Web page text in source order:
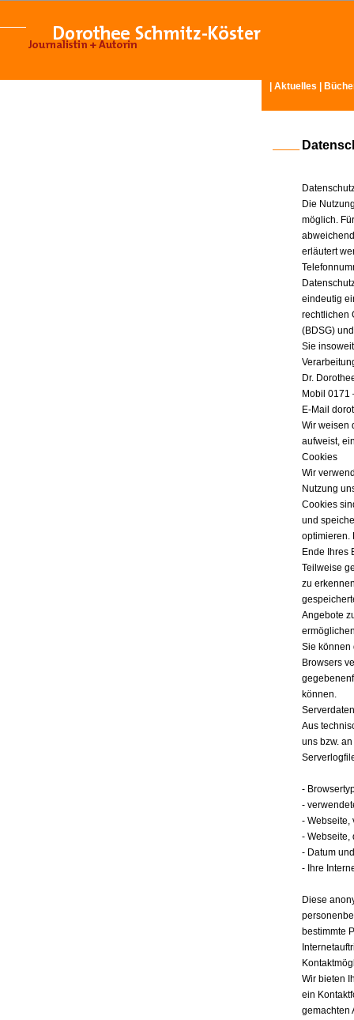
Aktuelles
Die
möglich.
erläutert
eindeutig
rechtlichen
(BDSG)
Sie
Dr.
Mobil 0171
E-Mail
Wir weisen
aufweist,
Cookies
Wir
Nutzung
Cookies
und
optimieren.
Ende Ihres
Teilweise
zu
Angebote
Sie können
Browsers
können.
Serverdaten
Aus
uns bzw.
-
-
- Webseite,
- Webseite,
- Datum
- Ihre
Diese
bestimmte
Wir bieten
ein
gemachten